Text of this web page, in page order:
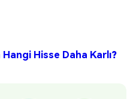
Hangi Hisse Daha Karlı?